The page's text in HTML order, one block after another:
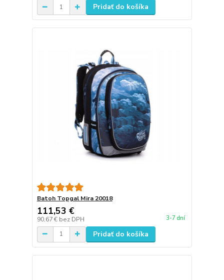
Pridať do košíka
Batoh Topgal Mira 20018
111,53 €
90,67 € bez DPH 3-7 dní
Pridať do košíka